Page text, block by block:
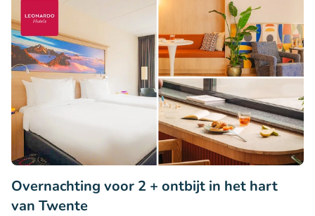
Overnachting voor 2 + ontbijt in het hart
van Twente